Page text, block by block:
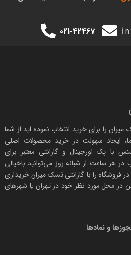
021-42467
میران را برای خرید انتخاب نموده اید از شما
ایجاد سهولت در خرید محصولات اصلی
با پک اورجینال وگارانتی معتبر برای
هر ساعت از شبانه روز می‌توانید باخیالی
فروشگاه را با گارانتی تسک میرانخریداری
در محل مورد نظر خود در تهران یا شهرهای
و نمادها